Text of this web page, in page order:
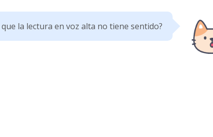
la lectura en voz alta no tiene sentido?